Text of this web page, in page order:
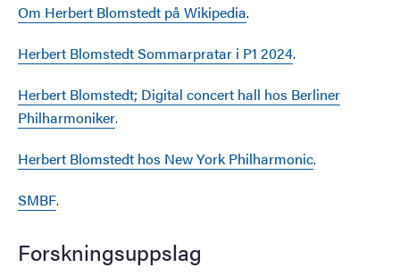
Om Herbert Blomstedt på Wikipedia.
Herbert Blomstedt Sommarpratar i P1 2024.
Herbert Blomstedt; Digital concert hall hos Berliner
Philharmoniker.
Herbert Blomstedt hos New York Philharmonic.
SMBF.
Forskningsuppslag